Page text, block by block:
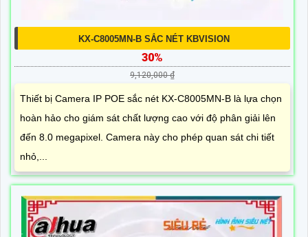
KX-C8005MN-B SẮC NÉT KBVISION
30%
9,120,000 ₫
Thiết bị Camera IP POE sắc nét KX-C8005MN-B là lựa chọn
hoàn hảo cho giám sát chất lượng cao với độ phân giải lên
đến 8.0 megapixel. Camera này cho phép quan sát chi tiết
nhỏ,...